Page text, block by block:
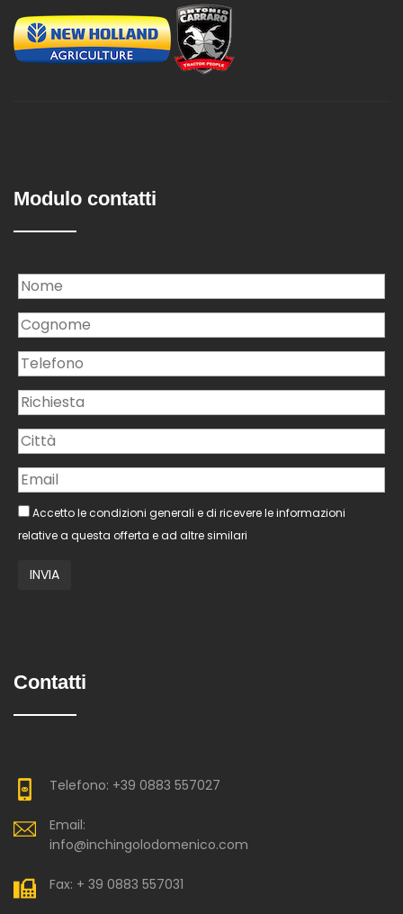
Modulo contatti
Accetto le condizioni generali e di ricevere le informazioni
relative a questa offerta e ad altre similari
Contatti
Telefono: +39 0883 557027
Email:
info@inchingolodomenico.com
Fax: + 39 0883 557031